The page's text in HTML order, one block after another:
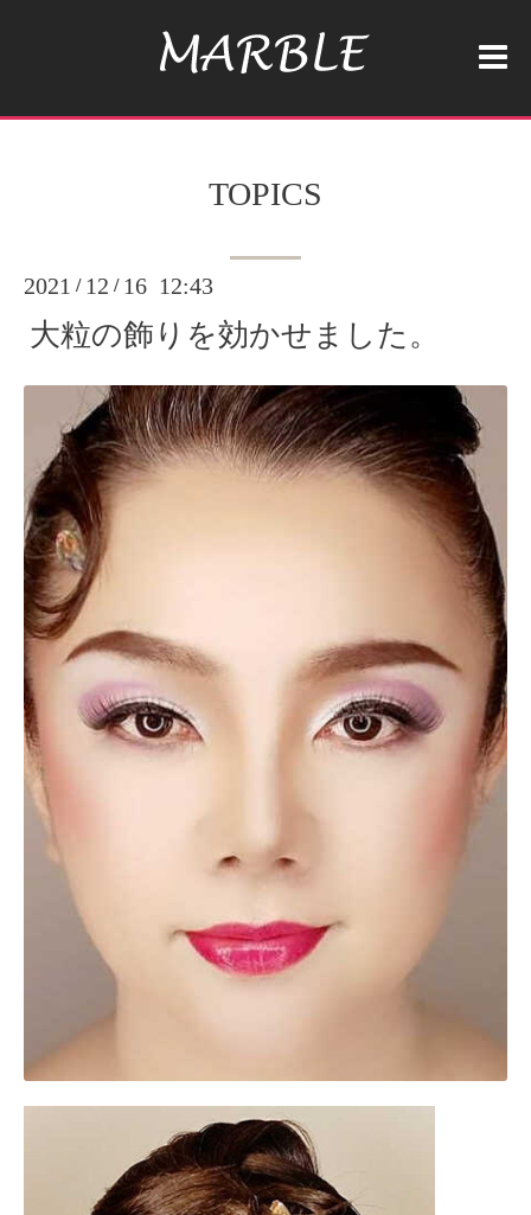
TOPICS
2021 / 12 / 16 12:43
大粒の飾りを効かせました。